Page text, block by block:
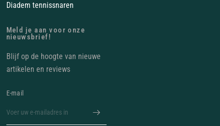
Diadem tennissnaren
Meld je aan voor onze
nieuwsbrief!
Blijf op de hoogte van nieuwe
artikelen en reviews
E‑mail